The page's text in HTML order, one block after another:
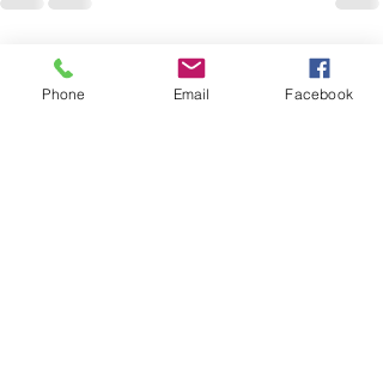
最新記事 すべて表示
Phone Email Facebook